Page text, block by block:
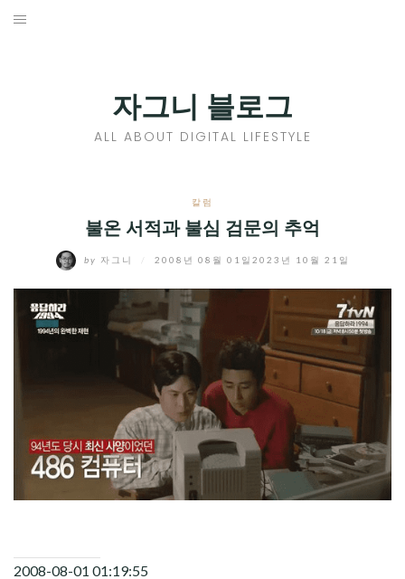
Skip
자그니 블로그
ALL ABOUT DIGITAL LIFESTYLE
칼럼
불온 서적과 불심 검문의 추억
by 자그니 2008년 08월 01일 2023년 10월 21일
2008-08-01 01:19:55
CHILD
MENU
디지털트렌드
디지털라이프
CHILD
MENU
신제품
EXPAND
CHILD
MENU
EXPAND
CHILD
MENU